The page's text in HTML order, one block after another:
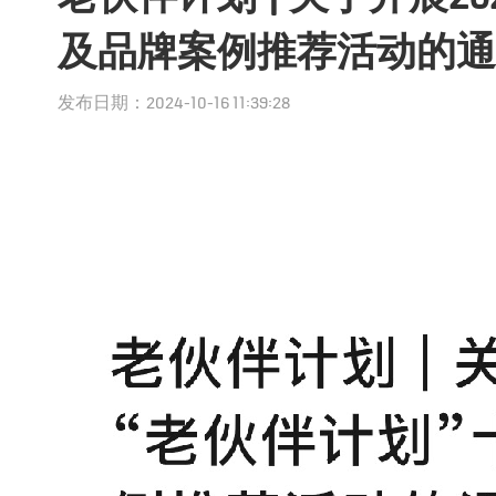
及品牌案例推荐活动的
发布日期：2024-10-16 11:39:28